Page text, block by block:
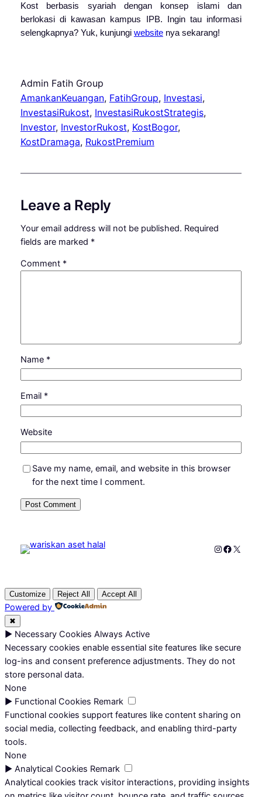
Kost berbasis syariah dengan konsep islami dan
berlokasi di kawasan kampus IPB. Ingin tau informasi
selengkapnya? Yuk, kunjungi websitenya sekarang!
Admin Fatih Group
AmankanKeuangan, FatihGroup, Investasi ,
InvestasiRukost, InvestasiRukostStrategis ,
Investor, InvestorRukost, KostBogor ,
KostDramaga, RukostPremium
Leave a Reply
Your email address will not be published. Required
fields are marked *
Comment *
Name *
Email *
Website
Save my name, email, and website in this browser
for the next time I comment.
Instagram
X
Customize Reject All Accept All
Powered by
✖
► Necessary Cookies Always Active
Necessary cookies enable essential site features like secure
log-ins and consent preference adjustments. They do not
store personal data.
None
► Functional Cookies Remark
Functional cookies support features like content sharing on
social media, collecting feedback, and enabling third-party
tools.
None
► Analytical Cookies Remark
Analytical cookies track visitor interactions, providing insights